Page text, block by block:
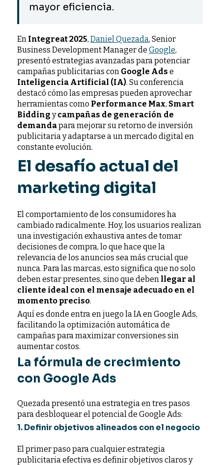
mayor eficiencia.
En Integreat 2025, Daniel Quezada, Senior
Business Development Manager de Google,
presentó estrategias avanzadas para potenciar
campañas publicitarias con Google Ads e
Inteligencia Artificial (IA). Su conferencia
destacó cómo las empresas pueden aprovechar
herramientas como Performance Max, Smart
Bidding ycampañas de generación de
demandapara mejorar su retorno de inversión
publicitaria y adaptarse a un mercado digital en
constante evolución.
El desafío actual del
marketing digital
El comportamiento de los consumidores ha
cambiado radicalmente. Hoy, los usuarios realizan
una investigación exhaustiva antes de tomar
decisiones de compra, lo que hace que la
relevancia de los anuncios sea más crucial que
nunca. Para las marcas, esto significa que no solo
deben estar presentes, sino que deben llegar al
cliente ideal con el mensaje adecuado en el
momento preciso.
Aquí es donde entra en juego la IA en Google Ads,
facilitando la optimización automática de
campañas para maximizar conversiones sin
aumentar costos.
La fórmula de crecimiento
con Google Ads
Quezada presentó una estrategia en tres pasos
para desbloquear el potencial de Google Ads:
1. Definir objetivos alineados con el negocio
El primer paso para cualquier estrategia
publicitaria efectiva es definir objetivos claros y